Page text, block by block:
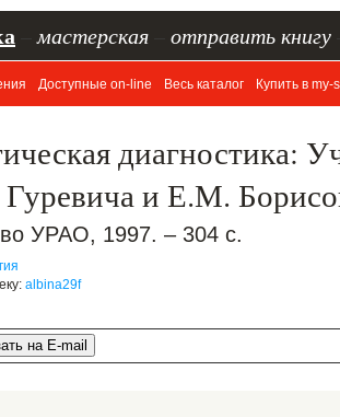
мастерская отправить книгу
Доступные on-line Весь каталог Купить в my-
диагностика:
и Е.М.
УРАО, 1997. – 304 с.
albina29f